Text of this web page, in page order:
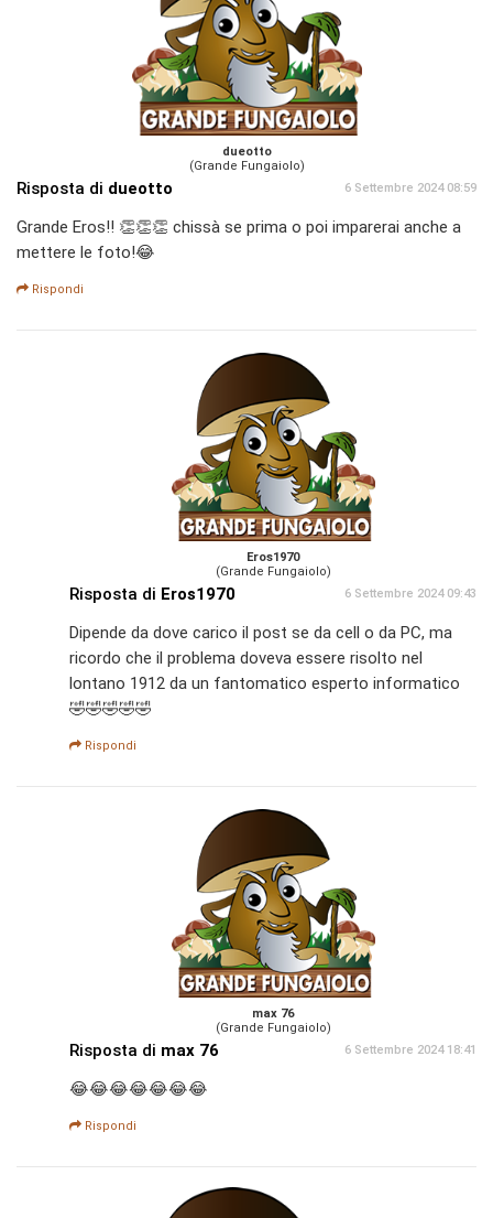
dueotto
(Grande Fungaiolo)
Risposta di dueotto 6 Settembre 2024 08:59
Grande Eros!! 👏👏👏 chissà se prima o poi imparerai anche a
mettere le foto!😂
Rispondi
Eros1970
(Grande Fungaiolo)
Risposta di Eros1970 6 Settembre 2024 09:43
Dipende da dove carico il post se da cell o da PC, ma
ricordo che il problema doveva essere risolto nel
lontano 1912 da un fantomatico esperto informatico
🤣🤣🤣🤣🤣
Rispondi
max 76
(Grande Fungaiolo)
Risposta di max 76 6 Settembre 2024 18:41
😂😂😂😂😂😂😂
Rispondi